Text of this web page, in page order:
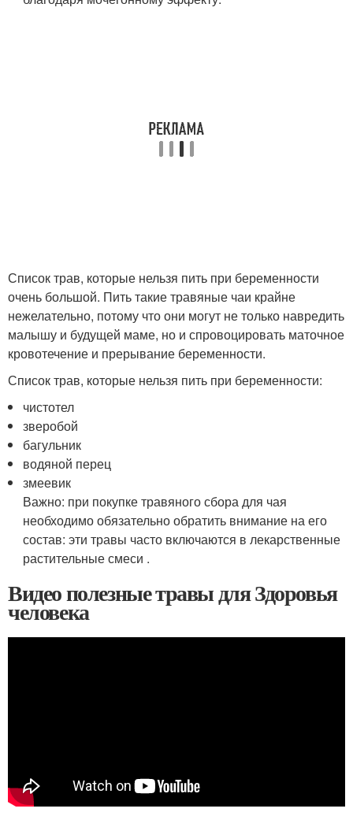
Список трав, которые нельзя пить при беременности
очень большой. Пить такие травяные чаи крайне
нежелательно, потому что они могут не только навредить
малышу и будущей маме, но и спровоцировать маточное
кровотечение и прерывание беременности.
Список трав, которые нельзя пить при беременности:
чистотел
зверобой
багульник
водяной перец
змеевик
Важно: при покупке травяного сбора для чая
необходимо обязательно обратить внимание на его
состав: эти травы часто включаются в лекарственные
растительные смеси .
Видео полезные травы для Здоровья
человека